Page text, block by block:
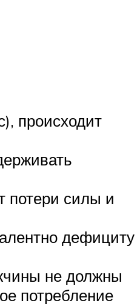
происходит
потери силы и
дефициту
не должны
потребление